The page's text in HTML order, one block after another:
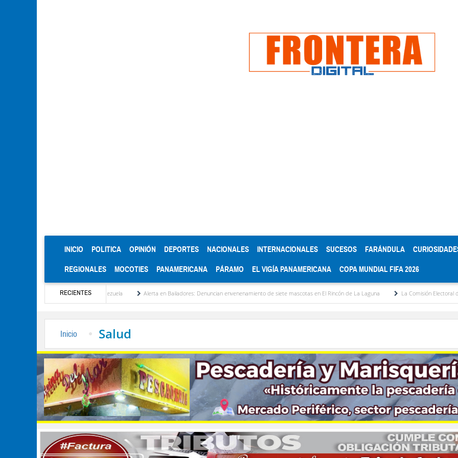
INICIO (CURRENT)
POLITICA OPINIÓN DEPORTES NACIONALES INTERNACIONALES SUCESOS FARÁNDULA
REGIONALES MOCOTIES PANAMERICANA PÁRAMO EL VIGÍA PANAMERICANA COPA MUNDIAL FIFA 2026
RECIENTES
de Venezuela Alerta en Bailadores: Denuncian envenenamiento de siete mascotas en El Rincón de La Laguna La Comisión Electoral del Colegio de
Inicio Salud